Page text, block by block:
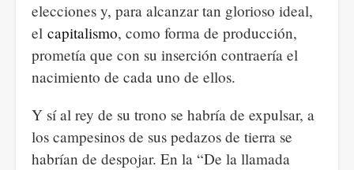
elecciones y, para alcanzar tan glorioso ideal,
el capitalismo, como forma de producción,
prometía que con su inserción contraería el
nacimiento de cada uno de ellos.
Y sí al rey de su trono se habría de expulsar, a
los campesinos de sus pedazos de tierra se
habrían de despojar. En la “De la llamada